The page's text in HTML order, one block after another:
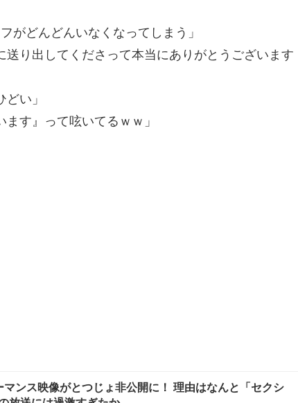
がどんどんいなくなってしまう」
送り出してくださって本当にありがとうございます
い」
す』って呟いてるｗｗ」
ンス映像がとつじょ非公開に！ 理由はなんと「セクシ